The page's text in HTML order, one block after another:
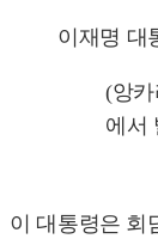
이재명 대
(앙
에서
이 대통령은 회